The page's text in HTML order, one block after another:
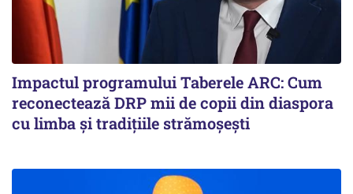
Impactul programului Taberele ARC: Cum
reconectează DRP mii de copii din diaspora
cu limba și tradițiile strămoșești